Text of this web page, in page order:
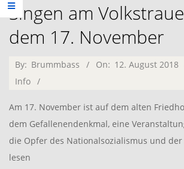
Singen am
dem 17. November
2018-
08-
By: Brummbass On: 12. August 2018
Info
Am 17. November ist auf dem alten
dem Gefallenendenkmal, eine
die Opfer des Nationalsozialismus und
lesen